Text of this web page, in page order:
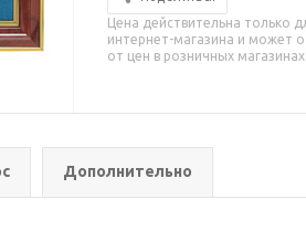
Цена действительна только
интернет-магазина и может
от цен в розничных магазинах
Дополнительно